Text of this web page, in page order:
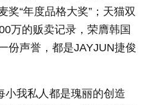
奖“年度品格大奖”；天猫双
万的贩卖记录，荣膺韩国
份声誉，都是JAYJUN捷俊
小我私人都是瑰丽的创造